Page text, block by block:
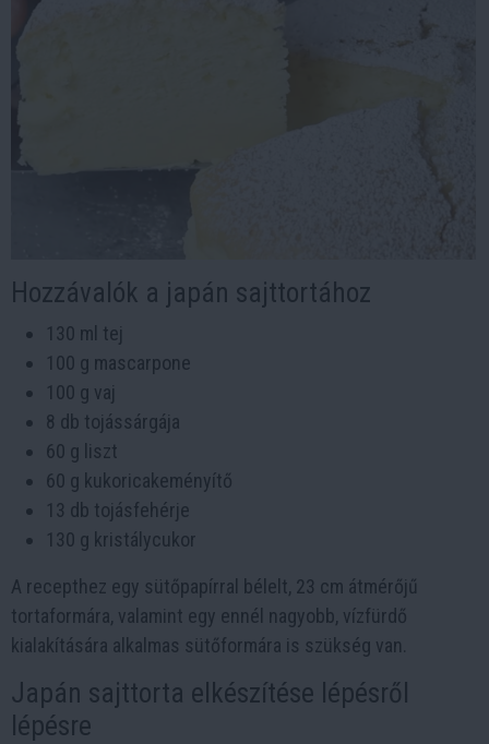
Hozzávalók a japán sajttortához
130 ml tej
100 g mascarpone
100 g vaj
8 db tojássárgája
60 g liszt
60 g kukoricakeményítő
13 db tojásfehérje
130 g kristálycukor
A recepthez egy sütőpapírral bélelt, 23 cm átmérőjű
tortaformára, valamint egy ennél nagyobb, vízfürdő
kialakítására alkalmas sütőformára is szükség van.
Japán sajttorta elkészítése lépésről
lépésre